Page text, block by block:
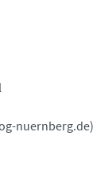
nuernberg.de)